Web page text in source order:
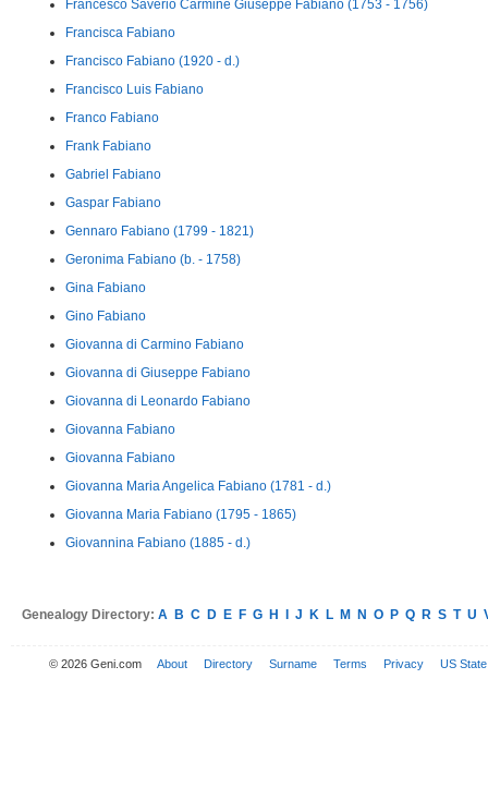
Francesco Saverio Carmine Giuseppe Fabiano (1753 - 1756)
Francisca Fabiano
Francisco Fabiano (1920 - d.)
Francisco Luis Fabiano
Franco Fabiano
Frank Fabiano
Gabriel Fabiano
Gaspar Fabiano
Gennaro Fabiano (1799 - 1821)
Geronima Fabiano (b. - 1758)
Gina Fabiano
Gino Fabiano
Giovanna di Carmino Fabiano
Giovanna di Giuseppe Fabiano
Giovanna di Leonardo Fabiano
Giovanna Fabiano
Giovanna Fabiano
Giovanna Maria Angelica Fabiano (1781 - d.)
Giovanna Maria Fabiano (1795 - 1865)
Giovannina Fabiano (1885 - d.)
Genealogy Directory: A B C D E F G H J K L M N O P Q R S T U
© 2026 Geni.com About Directory Surname Terms Privacy US